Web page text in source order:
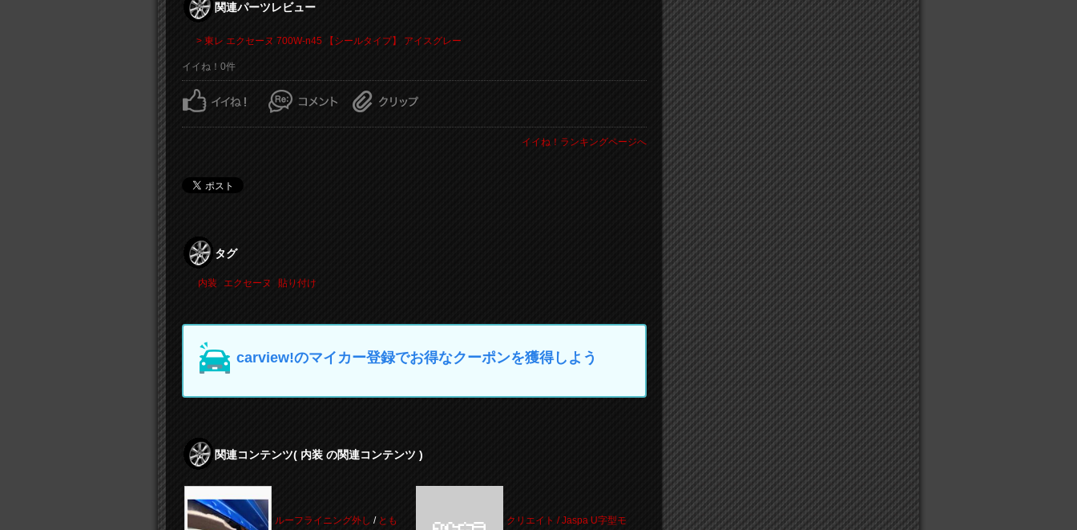
関連パーツレビュー
> 東レ エクセーヌ 700W-n45 【シールタイプ】 アイスグレー
イイね！0件
イイね！ランキングページへ
タグ
内装 エクセーヌ 貼り付け
carview!のマイカー登録でお得なクーポンを獲得しよう
関連コンテンツ( 内装 の関連コンテンツ )
ルーフライニング外し / とも クリエイト / Jaspa U字型モ